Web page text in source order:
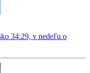
34:29, v nedeľu o